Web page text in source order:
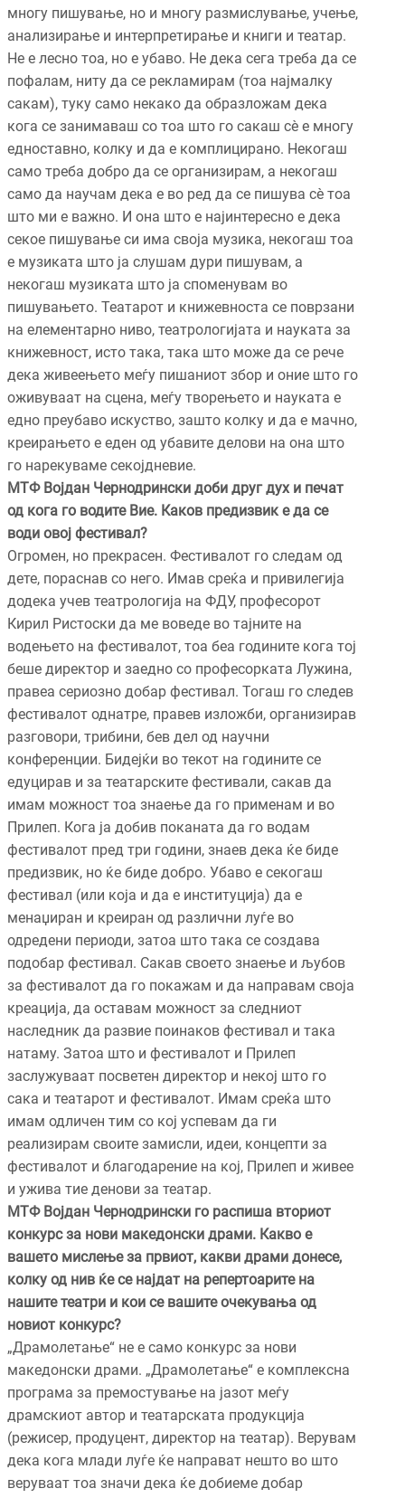
многу пишување, но и многу размислување, учење,
анализирање и интерпретирање и книги и театар.
Не е лесно тоа, но е убаво. Не дека сега треба да се
пофалам, ниту да се рекламирам (тоа најмалку
сакам), туку само некако да образложам дека
кога се занимаваш со тоа што го сакаш сè е многу
едноставно, колку и да е комплицирано. Некогаш
само треба добро да се организирам, а некогаш
само да научам дека е во ред да се пишува сè тоа
што ми е важно. И она што е најинтересно е дека
секое пишување си има своја музика, некогаш тоа
е музиката што ја слушам дури пишувам, а
некогаш музиката што ја споменувам во
пишувањето. Театарот и книжевноста се поврзани
на елементарно ниво, театрологијата и науката за
книжевност, исто така, така што може да се рече
дека живеењето меѓу пишаниот збор и оние што го
оживуваат на сцена, меѓу творењето и науката е
едно преубаво искуство, зашто колку и да е мачно,
креирањето е еден од убавите делови на она што
го нарекуваме секојдневие.
МТФ Војдан Чернодрински доби друг дух и печат
од кога го водите Вие. Каков предизвик е да се
води овој фестивал?
Огромен, но прекрасен. Фестивалот го следам од
дете, пораснав со него. Имав среќа и привилегија
додека учев театрологија на ФДУ, професорот
Кирил Ристоски да ме воведе во тајните на
водењето на фестивалот, тоа беа годините кога тој
беше директор и заедно со професорката Лужина,
правеа сериозно добар фестивал. Тогаш го следев
фестивалот однатре, правев изложби, организирав
разговори, трибини, бев дел од научни
конференции. Бидејќи во текот на годините се
едуцирав и за театарските фестивали, сакав да
имам можност тоа знаење да го применам и во
Прилеп. Кога ја добив поканата да го водам
фестивалот пред три години, знаев дека ќе биде
предизвик, но ќе биде добро. Убаво е секогаш
фестивал (или која и да е институција) да е
менаџиран и креиран од различни луѓе во
одредени периоди, затоа што така се создава
подобар фестивал. Сакав своето знаење и љубов
за фестивалот да го покажам и да направам своја
креација, да оставам можност за следниот
наследник да развие поинаков фестивал и така
натаму. Затоа што и фестивалот и Прилеп
заслужуваат посветен директор и некој што го
сака и театарот и фестивалот. Имам среќа што
имам одличен тим со кој успевам да ги
реализирам своите замисли, идеи, концепти за
фестивалот и благодарение на кој, Прилеп и живее
и ужива тие денови за театар.
МТФ Војдан Чернодрински го распиша вториот
конкурс за нови македонски драми. Какво е
вашето мислење за првиот, какви драми донесе,
колку од нив ќе се најдат на репертоарите на
нашите театри и кои се вашите очекувањa од
новиот конкурс?
„Драмолетање“ не е само конкурс за нови
македонски драми. „Драмолетање“ е комплексна
програма за премостување на јазот меѓу
драмскиот автор и театарската продукција
(режисер, продуцент, директор на театар). Верувам
дека кога млади луѓе ќе направат нешто во што
веруваат тоа значи дека ќе добиеме добар